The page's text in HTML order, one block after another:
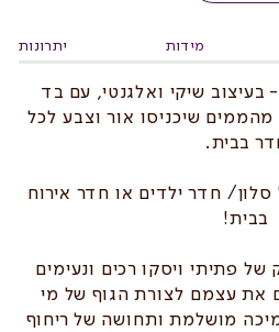
מידות יתרונות
בעיצוב שיקי ואלגנטי, עם בד
מהממים שיכניסו אור וצבע לכל
בבית.
חדר ילדים או חדר אירוח
בבית!
של פתיתי ויסקו רכים ונעימים
עצמם לצורת הגוף של מי
מושלמת ותחושה של ריחוף